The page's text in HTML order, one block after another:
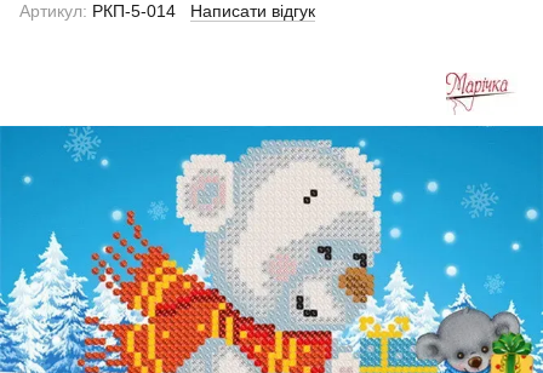
Артикул: РКП-5-014 Написати відгук